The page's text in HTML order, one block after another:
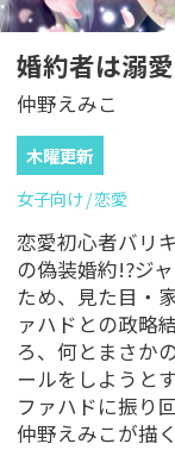
婚約者は溺
仲野えみこ
木曜更新
女子向け 恋愛
恋愛初心者バリ
の偽装婚約!?ジ
ため、見た目・
ァハドとの政略
ろ、何とまさか
ールをしようと
ファハドに振り
仲野えみこが描